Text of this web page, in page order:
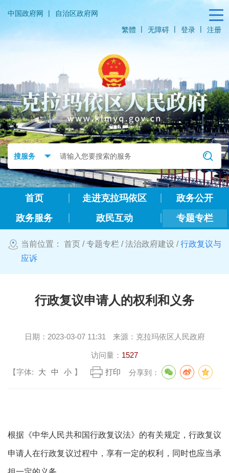
中国政府网 |
自治区政府网
繁體
| 无障碍 | 登录 | 注册
首页 走进克拉玛依区
政务公开
政务服务
政民互动 专题专栏
当前位置： 首页 /专题专栏 /法治政府建设 /行政复议与
应诉
行政复议申请人的权利和义务
日期： 2023-03-07 11:31 来源： 克拉玛依区人民政府
访问量： 1527
【字体:
大 中 小 】 打印 分享到：
根据《中华人民共和国行政复议法》的有关规定，行政复议
申请人在行政复议过程中，享有一定的权利，同时也应当承